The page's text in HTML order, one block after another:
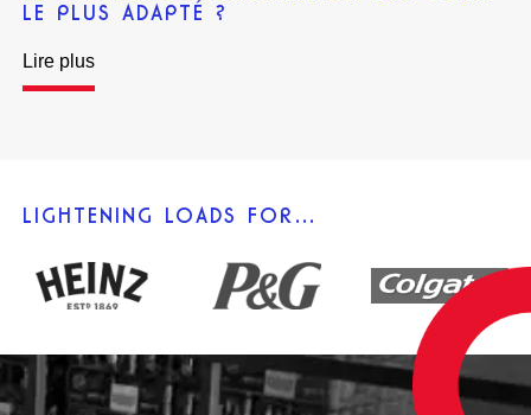
LE PLUS ADAPTÉ ?
Lire plus
LIGHTENING LOADS FOR…